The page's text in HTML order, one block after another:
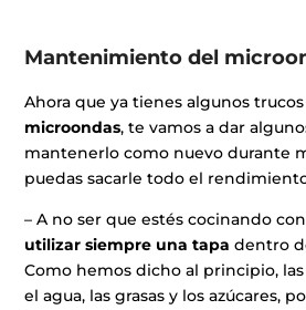
Mantenimiento del
Ahora que ya tienes algunos
microondas, te vamos a dar
mantenerlo como nuevo durante
puedas sacarle todo el
– A no ser que estés cocinando
utilizar siempre una tapadentro
Como hemos dicho al principio,
el agua, las grasas y los azúcares,